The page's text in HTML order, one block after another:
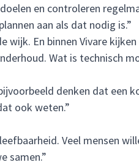
en controleren
aan als dat nodig is.”
En binnen Vivare
Wat is technisch
denken dat een
ook weten.”
Veel mensen
samen.”